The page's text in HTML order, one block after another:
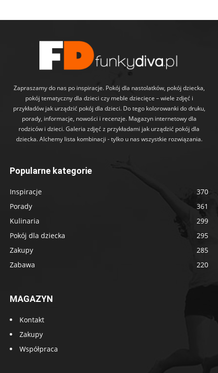
Zapraszamy do nas po inspiracje. Pokój dla nastolatków, pokój dziecka,
pokój tematyczny dla dzieci czy meble dziecięce – wiele zdjęć i
przykładów jak urządzić pokój dla dzieci. Do tego kolorowanki do druku,
porady, informacje, nowości i recenzje. Magazyn internetowy dla
rodziców i dzieci. Galeria zdjęć z przykładami jak urządzić pokój dla
dziecka. Alchemy lista kombinacji - tylko u nas wszystkie rozwiązania.
Popularne kategorie
Inspiracje
370
Porady
361
Kulinaria
299
Pokój dla dziecka
295
Zakupy
285
Zabawa
220
MAGAZYN
Kontakt
Zakupy
Współpraca